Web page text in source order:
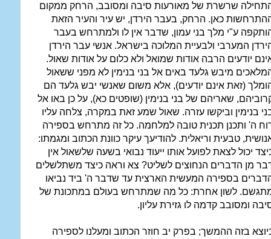
שרשרת של מאורעות סיבה ומסובב, הרחק ממקום
כאן. הרחק, בעבר הירדן, יש עיר והעיר הזאת
ע"י מלך בני עמון, שדבר אין לו ולמתרחש בעבר
המערבי ולבעיית המלוכה בישראל. אנשי עבר הירדן
יודעים הרבה אודות שמואל ולא כלום על אודות שאול.
מיבש גלעד באים אל בני בנימין לא מפני ששאול
(זאת אינם יודעים), אלא משום שאנשי יבש גלעד הם
שאריהם של בני בנימין (שופטים כא), על כן באו אל
בנימין וביקשו עזרה. שאול שמע זאת במקרה, צלחה עליו
ה' ותכנן תכנית טובה למלחמה. כל זה מתרחש בספירה
טבעית וריאלית. להודיעך עיקר כוונת הכתוב ומגמתו:
יכול לצאת לפועל אותו ייעוד נבואי בשעה שלשאול אין
מן הדברים הנחוצים לשליט? צא וראה כיצד משתלשלים
בספירה המעשית הארצית עד שדבר ה' ביד נביאו
לשון אחרת: כל מה שמתרחש בעולם במתכונת של
ומסובב קדמה לו גזירת עליון.
בזה ההמשך; בפרק יב חוזר הכתוב ומעלנו לספירה